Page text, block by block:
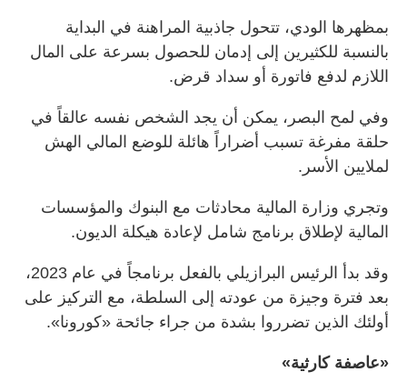
بمظهرها الودي، تتحول جاذبية المراهنة في البداية
بالنسبة للكثيرين إلى إدمان للحصول بسرعة على المال
اللازم لدفع فاتورة أو سداد قرض.
وفي لمح البصر، يمكن أن يجد الشخص نفسه عالقاً في
حلقة مفرغة تسبب أضراراً هائلة للوضع المالي الهش
لملايين الأسر.
وتجري وزارة المالية محادثات مع البنوك والمؤسسات
المالية لإطلاق برنامج شامل لإعادة هيكلة الديون.
وقد بدأ الرئيس البرازيلي بالفعل برنامجاً في عام 2023،
بعد فترة وجيزة من عودته إلى السلطة، مع التركيز على
أولئك الذين تضرروا بشدة من جراء جائحة «كورونا».
«عاصفة كارثية»